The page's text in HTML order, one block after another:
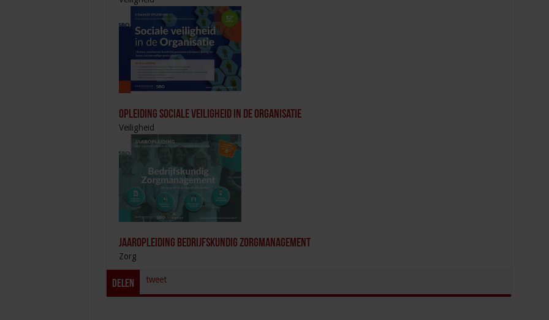
Opleiding Sociale Veiligheid in de Organisatie
Veiligheid
Jaaropleiding Bedrijfskundig Zorgmanagement
Zorg
Delen tweet